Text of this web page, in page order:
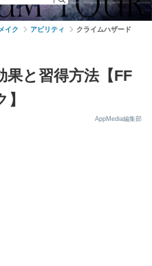
イク アビリティ クライムハザード
と習得方法【FF
AppMedia編集部